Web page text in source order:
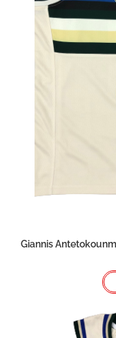
Giannis